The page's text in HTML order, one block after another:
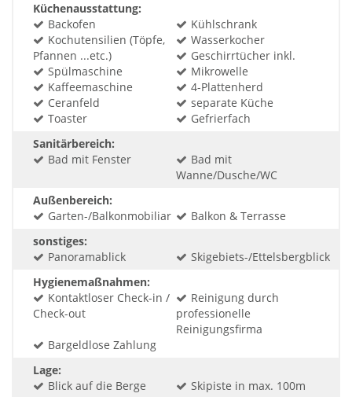
Küchenausstattung:
Backofen
Kühlschrank
Kochutensilien (Töpfe,
Pfannen ...etc.)
Wasserkocher
Geschirrtücher inkl.
Spülmaschine
Mikrowelle
Kaffeemaschine
4-Plattenherd
Ceranfeld
separate Küche
Toaster
Gefrierfach
Sanitärbereich:
Bad mit Fenster
Bad mit
Wanne/Dusche/WC
Außenbereich:
Garten-/Balkonmobiliar
Balkon & Terrasse
sonstiges:
Panoramablick
Skigebiets-/Ettelsbergblick
Hygienemaßnahmen:
Kontaktloser Check-in /
Check-out
Reinigung durch
professionelle
Reinigungsfirma
Bargeldlose Zahlung
Lage:
Blick auf die Berge
Skipiste in max. 100m